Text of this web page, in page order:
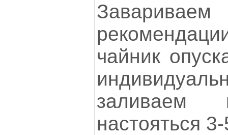
чайник
заливаем
настояться